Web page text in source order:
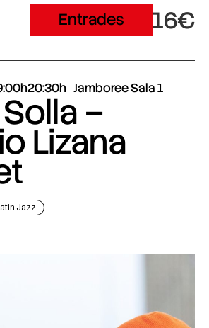
Entrades 16€
20:30h Jamboree Sala 1
–
Lizana
Jazz